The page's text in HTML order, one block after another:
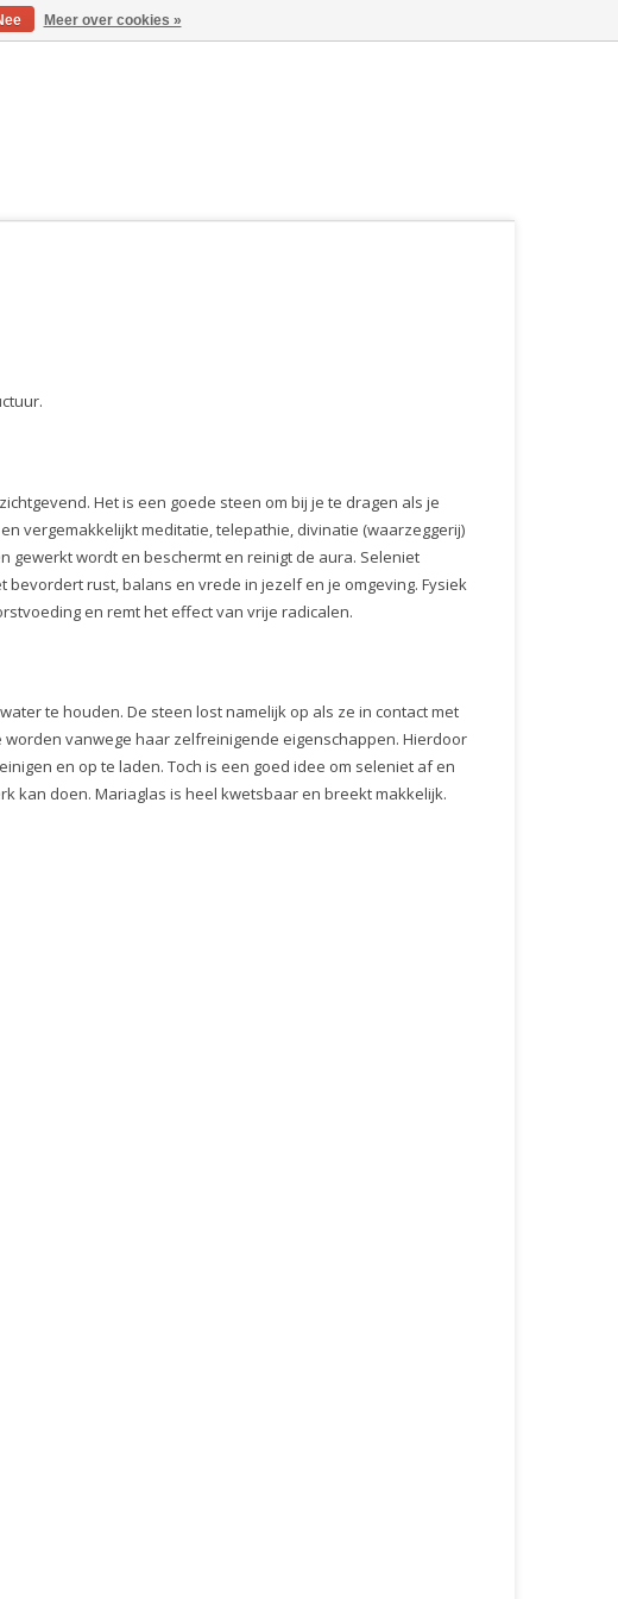
Het is een goede steen om bij je te dragen als je
vergemakkelijkt meditatie, telepathie, divinatie (waarzeggerij)
gewerkt wordt en beschermt en reinigt de aura. Seleniet
rust, balans en vrede in jezelf en je omgeving. Fysiek
en remt het effect van vrije radicalen.
te houden. De steen lost namelijk op als ze in contact met
vanwege haar zelfreinigende eigenschappen. Hierdoor
en op te laden. Toch is een goed idee om seleniet af en
kan doen. Mariaglas is heel kwetsbaar en breekt makkelijk.
Meer over cookies »